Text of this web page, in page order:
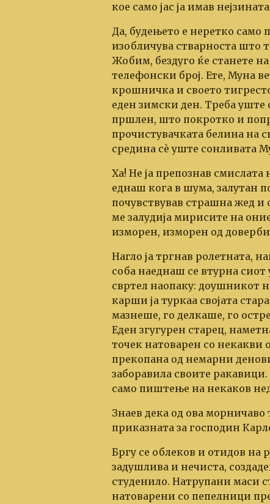
кое само јас ја имав
Да, будењето е неретко само
изобличува стварноста што
Жобим, бездуго ќе станете
телефонски број. Ете, Муна
крошничка и своето
еден зимски ден. Треба уште
пршлен, што покротко и
прочистувачката белина на
средина сѐ уште сонливата
Ха! Не ја препознав
еднаш кога в шума, залутан
почувствував страшна жед и
ме залудија мирисите на
изморен, изморен од
Нагло ја тргнав ролетната,
соба наеднаш се втурна
свртел наопаку: доушникот
карши ја туркаа својата
мазнеше, го делкаше, го
Еден згугурен старец,
точек натоварен со
прекопана од немарни
заборавила своите
само пиштење на некаков
Знаев дека од ова
приказната за господин
Бргу се облеков и отидов на
задушлива и нечиста,
студенило. Натрупани маси
натоварени со пепелници